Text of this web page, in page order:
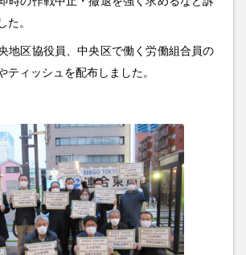
た。
地区協役員、中央区で働く労働組合員の
ティッシュを配布しました。